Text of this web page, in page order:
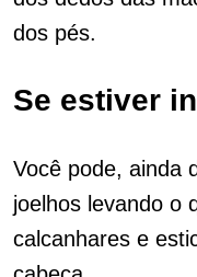
dos pés.
Se estiver
Você pode, ainda
joelhos levando o
calcanhares e